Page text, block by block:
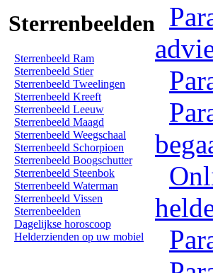
Sterrenbeelden
Sterrenbeeld Ram
Sterrenbeeld Stier
Sterrenbeeld Tweelingen
Sterrenbeeld Kreeft
Sterrenbeeld Leeuw
Sterrenbeeld Maagd
Sterrenbeeld Weegschaal
Sterrenbeeld Schorpioen
Sterrenbeeld Boogschutter
Sterrenbeeld Steenbok
Sterrenbeeld Waterman
Sterrenbeeld Vissen
Sterrenbeelden
Dagelijkse horoscoop
Helderzienden op uw mobiel